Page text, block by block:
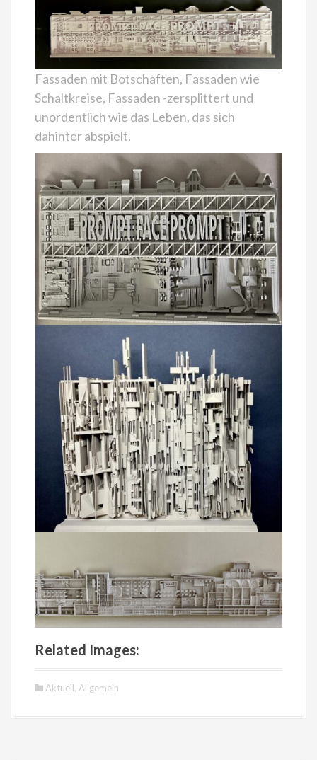
Fassaden mit Botschaften, Fassaden wie
Schaltkreise, Fassaden -zersplittert und
unordentlich wie das Leben, das sich
dahinter abspielt.
Related Images:
Aktuell, Allgemein